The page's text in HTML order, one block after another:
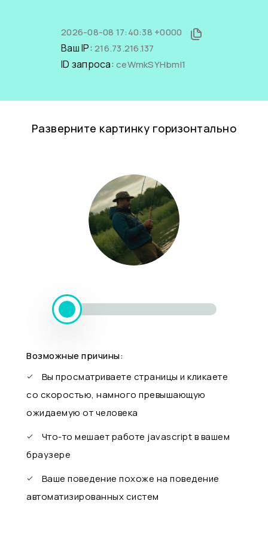
2026-08-08 17:40:38 +0000
Ваш IP: 216.73.216.137
ID запроса: ceWmkSYHbmI1
Разверните картинку горизонтально
Возможные причины:
Вы просматриваете страницы и кликаете
со скоростью, намного превышающую
ожидаемую от человека
Что-то мешает работе javascript в вашем
браузере
Ваше поведение похоже на поведение
автоматизированных систем